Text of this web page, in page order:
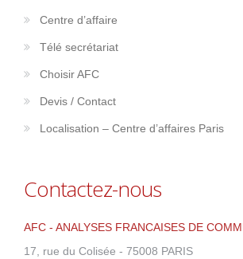
Centre d’affaire
Télé secrétariat
Choisir AFC
Devis / Contact
Localisation – Centre d’affaires Paris
Contactez-nous
AFC - ANALYSES FRANCAISES DE
17, rue du Colisée - 75008 PARIS